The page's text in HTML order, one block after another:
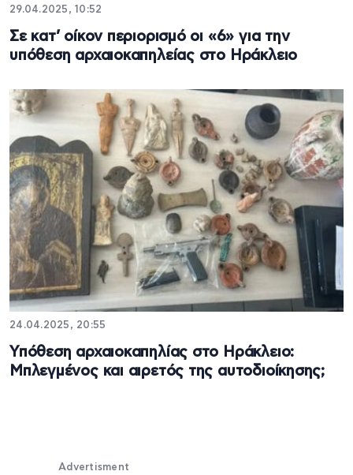
29.04.2025, 10:52
Σε κατ’ οίκον περιορισμό οι «6» για την
υπόθεση αρχαιοκαπηλείας στο Ηράκλειο
24.04.2025, 20:55
Υπόθεση αρχαιοκαπηλίας στο Ηράκλειο:
Μπλεγμένος και αιρετός της αυτοδιοίκησης;
Advertisment